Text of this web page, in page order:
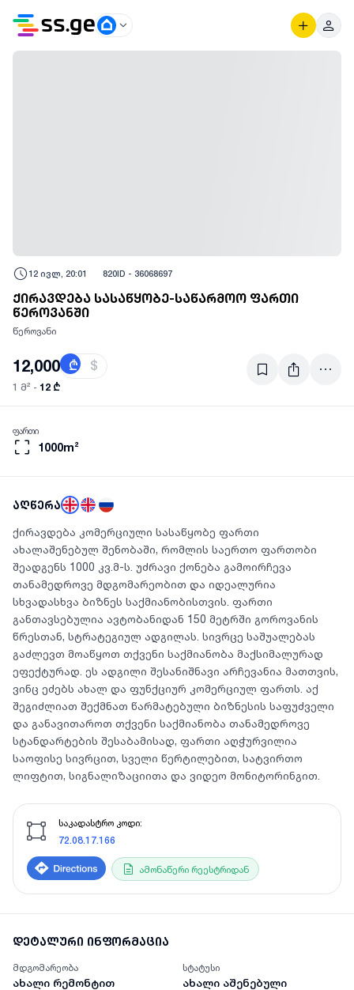
12 ივლ, 20:01 820ID - 36068697
ქირავდება სასაწყობე-საწარმოო ფართი
წეროვანში
წეროვანი
12,000 ₾ $
1 მ² - 12 ₾
1000m²
ფართი
აღწერა
ქირავდება კომერციული სასაწყობე ფართი
ახალაშენებულ შენობაში, რომლის საერთო ფართობი
შეადგენს 1000 კვ.მ-ს. უძრავი ქონება გამოირჩევა
თანამედროვე მდგომარეობით და იდეალურია
სხვადასხვა ბიზნეს საქმიანობისთვის. ფართი
განთავსებულია ავტობანიდან 150 მეტრში გოროვანის
წრესთან, სტრატეგიულ ადგილას. სივრცე საშუალებას
გაძლევთ მოაწყოთ თქვენი საქმიანობა მაქსიმალურად
ეფექტურად. ეს ადგილი შესანიშნავი არჩევანია მათთვის,
ვინც ეძებს ახალ და ფუნქციურ კომერციულ ფართს. აქ
შეგიძლიათ შექმნათ წარმატებული ბიზნესის საფუძველი
და განავითაროთ თქვენი საქმიანობა თანამედროვე
სტანდარტების შესაბამისად, ფართი აღჭურვილია
საოფისე სივრცით, სველი წერტილებით, სატვირთო
ლიფტით, სიგნალიზაციითა და ვიდეო მონიტორინგით.
საკადასტრო კოდი:
72.08.17.166
ამონაწერი რეესტრიდან
დეტალური ინფორმაცია
მდგომარეობა
ახალი რემონტით
სტატუსი
ახალი აშენებული